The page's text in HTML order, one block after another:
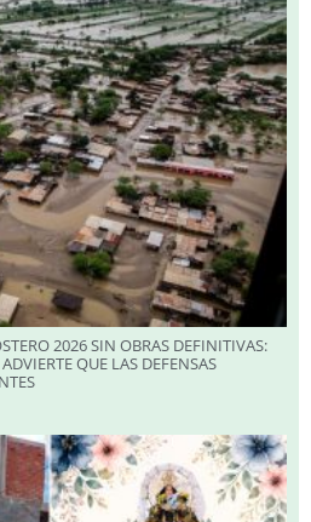
2026 SIN OBRAS DEFINITIVAS:
QUE LAS DEFENSAS